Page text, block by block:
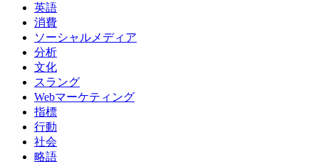
英語
消費
ソーシャルメディア
分析
文化
スラング
Webマーケティング
指標
行動
社会
略語